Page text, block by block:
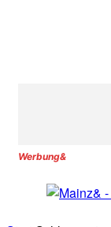
Werbung&